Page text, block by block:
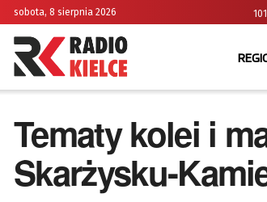
sobota, 8 sierpnia 2026
Tematy kolei i
Skarżysku-